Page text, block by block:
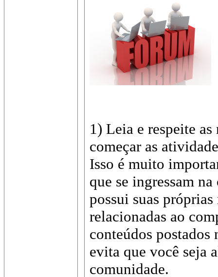
1) Leia e respeite
começar as
Isso é muito
que se ingressam
possui suas
relacionadas ao
conteúdos postados
evita que você seja
comunidade.